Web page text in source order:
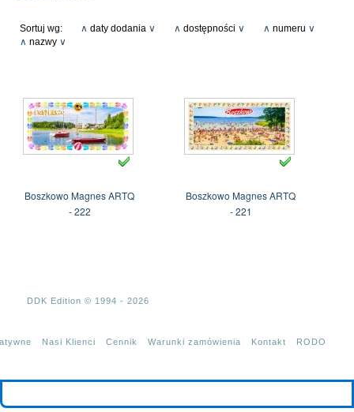
Sortuj wg: ∧ daty dodania ∨ ∧ dostępności ∨ ∧ numeru ∨
∧ nazwy ∨
Boszkowo Magnes ARTQ
- 222
Boszkowo Magnes ARTQ
- 221
DDK Edition © 1994 - 2026
Nasi Klienci Cennik Warunki zamówienia Kontakt RODO